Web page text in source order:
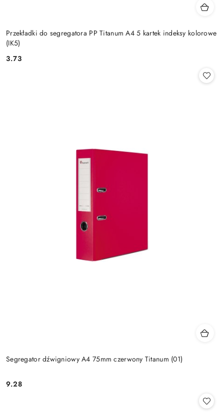
Przekładki do segregatora PP Titanum A4 5 kartek indeksy kolorowe
(IK5)
Cena:
3.73
Segregator dźwigniowy A4 75mm czerwony Titanum (01)
Cena:
9.28